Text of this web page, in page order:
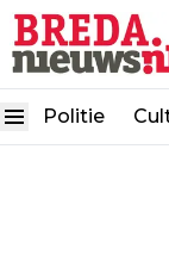
Politie